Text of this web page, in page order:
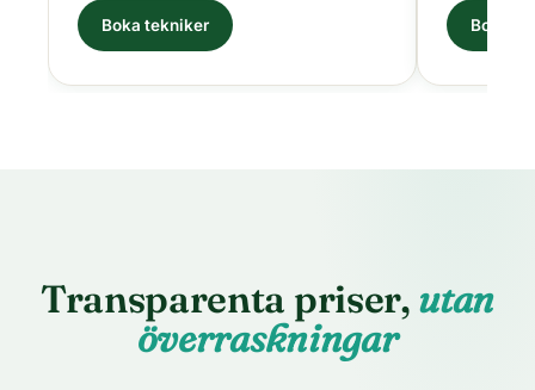
Boka tekniker Boka
Transparenta priser, utan
överraskningar